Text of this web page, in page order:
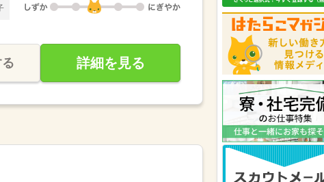
詳細を見る
福岡県の女性が株式会社リ
トスタッフィング 西日本
ナルを送りました。
キャリアリンク株式会社（
ライム市場）が福岡県の男
ニナルを送りました。
熊本県の女性が株式会社キ
ア SW事業本部にキニナ
りました。
株式会社アソウ・ヒューマ
ンター 九州エリア が福岡
性にキニナルを送りました。